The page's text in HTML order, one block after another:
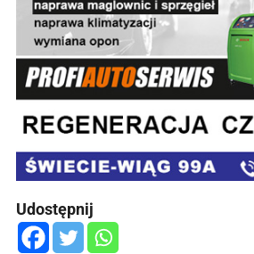
Udostępnij